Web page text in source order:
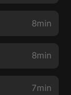
8min
8min
7min